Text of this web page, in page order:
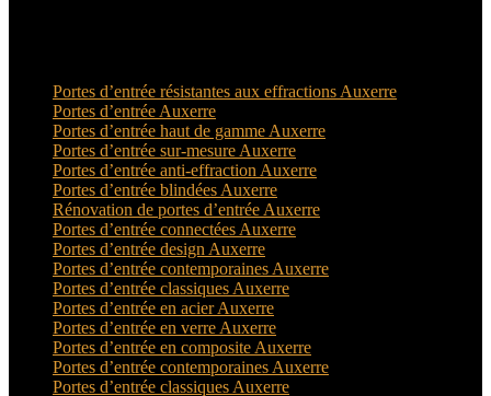
Portes d’entrée résistantes aux effractions Auxerre
Portes d’entrée Auxerre
Portes d’entrée haut de gamme Auxerre
Portes d’entrée sur-mesure Auxerre
Portes d’entrée anti-effraction Auxerre
Portes d’entrée blindées Auxerre
Rénovation de portes d’entrée Auxerre
Portes d’entrée connectées Auxerre
Portes d’entrée design Auxerre
Portes d’entrée contemporaines Auxerre
Portes d’entrée classiques Auxerre
Portes d’entrée en acier Auxerre
Portes d’entrée en verre Auxerre
Portes d’entrée en composite Auxerre
Portes d’entrée contemporaines Auxerre
Portes d’entrée classiques Auxerre